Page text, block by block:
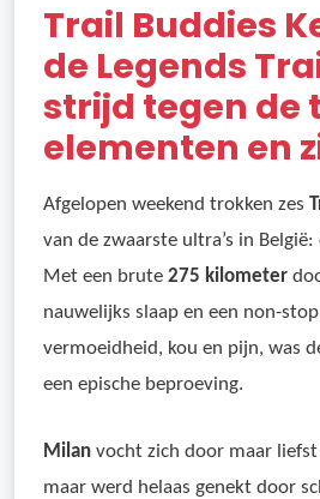
Trail Buddies
de Legends
strijd tegen de
elementen en
Afgelopen weekend trokken zes
van de zwaarste ultra’s in België:
Met een brute 275 kilometer
nauwelijks slaap en een non-
vermoeidheid, kou en pijn, was
een epische beproeving.
Milan vocht zich door maar liefst
maar werd helaas genekt door